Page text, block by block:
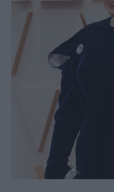
Σχέσεις & Σεξ
Fitness
Woman Power
Parenting
Working Girl
Real Women
Πρόσωπα